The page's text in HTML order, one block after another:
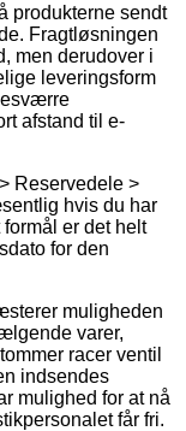
produkterne sendt
Fragtløsningen
men derudover i
leveringsform
afstand til e-
Reservedele >
hvis du har
er det helt
for den
muligheden
varer,
racer ventil
indsendes
mulighed for at nå
får fri.